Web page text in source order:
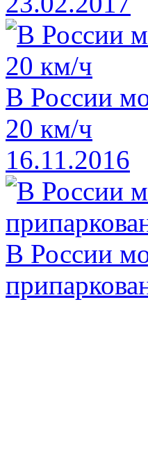
В России
20 км/ч
16.11.2016
В России